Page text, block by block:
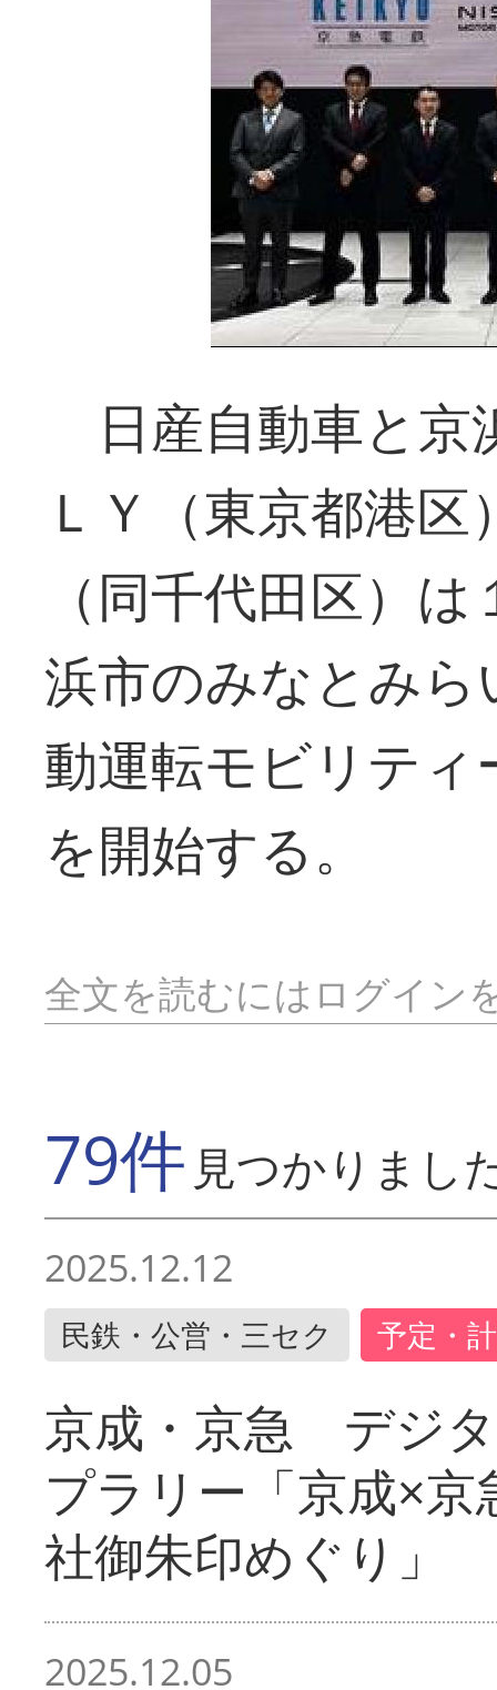
日産自動車と京
ＬＹ（東京都港
（同千代田区）
浜市のみなとみ
動運転モビリテ
を開始する。
全文を読むにはログイン
79件 見つかりまし
2025.12.12
民鉄・公営・三セク 予定・
京成・京急 デジ
プラリー「京成×
社御朱印めぐり」
2025.12.05